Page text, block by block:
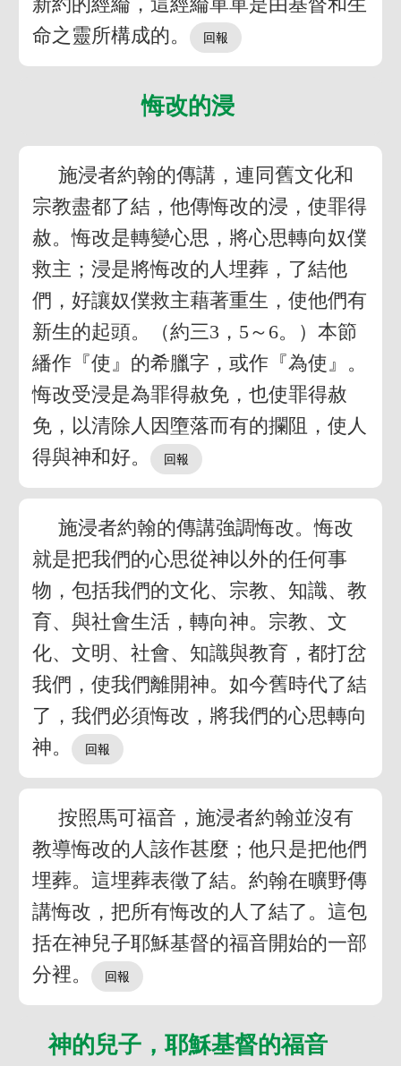
命之靈所構成的。
悔改的浸
施浸者約翰的傳講，連同舊文化和
宗教盡都了結，他傳悔改的浸，使罪得
赦。悔改是轉變心思，將心思轉向奴僕
救主；浸是將悔改的人埋葬，了結他
們，好讓奴僕救主藉著重生，使他們有
新生的起頭。（約三3，5～6。）本節
繙作『使』的希臘字，或作『為使』。
悔改受浸是為罪得赦免，也使罪得赦
免，以清除人因墮落而有的攔阻，使人
得與神和好。
施浸者約翰的傳講強調悔改。悔改
就是把我們的心思從神以外的任何事
物，包括我們的文化、宗教、知識、教
育、與社會生活，轉向神。宗教、文
化、文明、社會、知識與教育，都打岔
我們，使我們離開神。如今舊時代了結
了，我們必須悔改，將我們的心思轉向
神。
按照馬可福音，施浸者約翰並沒有
教導悔改的人該作甚麼；他只是把他們
埋葬。這埋葬表徵了結。約翰在曠野傳
講悔改，把所有悔改的人了結了。這包
括在神兒子耶穌基督的福音開始的一部
分裡。
神的兒子，耶穌基督的福音